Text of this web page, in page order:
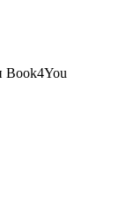
Book4You